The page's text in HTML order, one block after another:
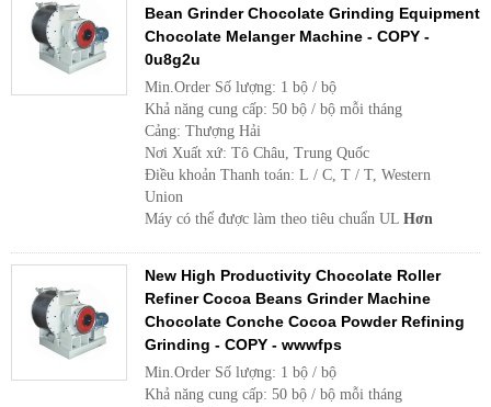
Bean Grinder Chocolate Grinding Equipment
Chocolate Melanger Machine - COPY -
0u8g2u
Min.Order Số lượng: 1 bộ / bộ
Khả năng cung cấp: 50 bộ / bộ mỗi tháng
Cảng: Thượng Hải
Nơi Xuất xứ: Tô Châu, Trung Quốc
Điều khoản Thanh toán: L / C, T / T, Western
Union
Máy có thể được làm theo tiêu chuẩn UL Hơn
New High Productivity Chocolate Roller
Refiner Cocoa Beans Grinder Machine
Chocolate Conche Cocoa Powder Refining
Grinding - COPY - wwwfps
Min.Order Số lượng: 1 bộ / bộ
Khả năng cung cấp: 50 bộ / bộ mỗi tháng